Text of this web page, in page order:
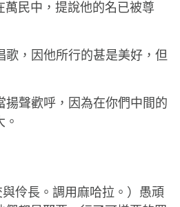
萬民中，提說他的名已被尊
歌，因他所行的甚是美好，但
揚聲歡呼，因為在你們中間的
伶長。調用麻哈拉。）愚頑